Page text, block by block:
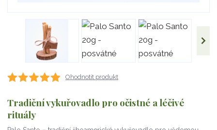
Ohodnotit produkt
Tradiční vykuřovadlo pro očistné a léčivé
rituály